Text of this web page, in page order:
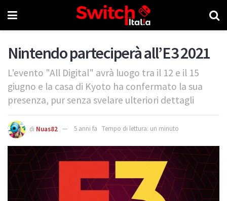
Nintendo parteciperà all’E3 2021
L'evento "All Digital" avrà luogo tra il 12 e il 15
giugno e la casa di Kyoto ha confermato la sua
presenza, pur senza svelare ulteriori dettagli
di Nuas82 5 anni fa Tempo di lettura: un minuto